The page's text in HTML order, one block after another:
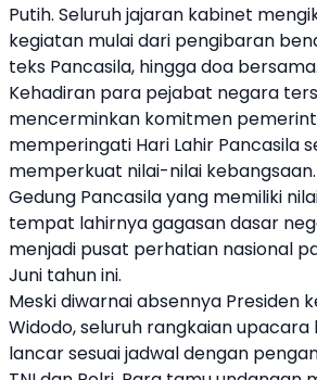
Putih. Seluruh jajaran kabinet
kegiatan mulai dari pengibaran
teks Pancasila, hingga doa bersama.
Kehadiran para pejabat negara
mencerminkan komitmen
memperingati Hari Lahir Pancasila
memperkuat nilai-nilai kebangsaan.
Gedung Pancasila yang memiliki
tempat lahirnya gagasan dasar
menjadi pusat perhatian nasional
Juni tahun ini.
Meski diwarnai absennya Presiden
Widodo, seluruh rangkaian
lancar sesuai jadwal dengan